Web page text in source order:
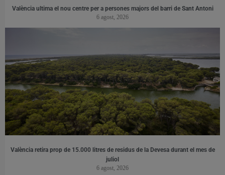
València ultima el nou centre per a persones majors del barri de Sant Antoni
6 agost, 2026
València retira prop de 15.000 litres de residus de la Devesa durant el mes de
juliol
6 agost, 2026